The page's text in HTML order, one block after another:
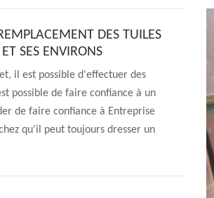
DES TUILES
SES ENVIRONS
il est possible d'effectuer des
possible de faire confiance à un
de faire confiance à Entreprise
qu'il peut toujours dresser un